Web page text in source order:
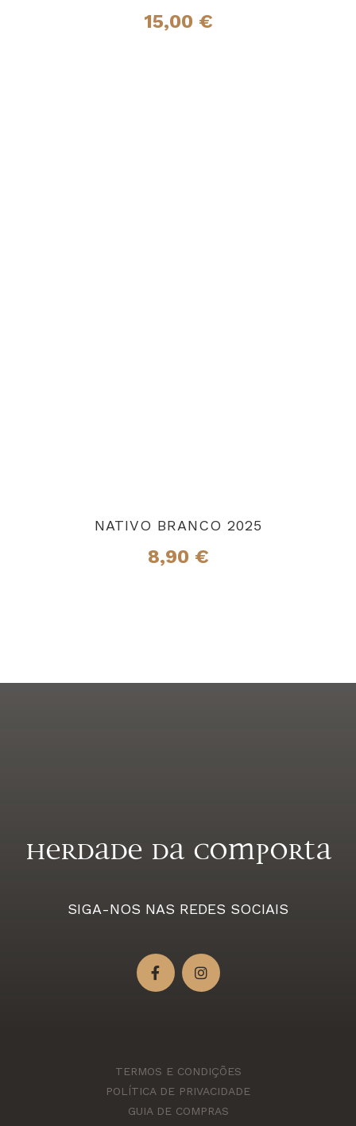
15,00 €
NATIVO BRANCO 2025
8,90 €
Herdade da Comporta
SIGA-NOS NAS REDES SOCIAIS
TERMOS E CONDIÇÕES
POLÍTICA DE PRIVACIDADE
GUIA DE COMPRAS